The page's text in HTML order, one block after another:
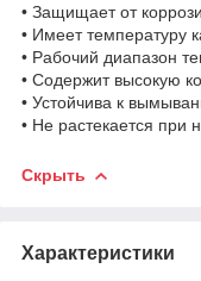
• Защищает от
• Имеет температуру
• Рабочий диапазон
• Содержит высокую
• Устойчива к
• Не растекается при
Скрыть
Характеристики